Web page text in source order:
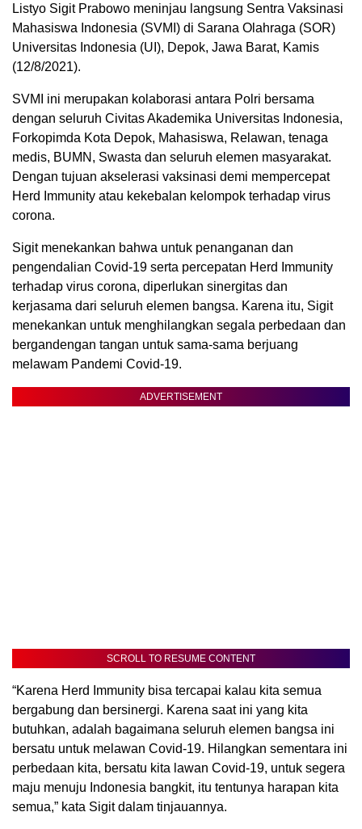
Listyo Sigit Prabowo meninjau langsung Sentra Vaksinasi
Mahasiswa Indonesia (SVMI) di Sarana Olahraga (SOR)
Universitas Indonesia (UI), Depok, Jawa Barat, Kamis
(12/8/2021).
SVMI ini merupakan kolaborasi antara Polri bersama
dengan seluruh Civitas Akademika Universitas Indonesia,
Forkopimda Kota Depok, Mahasiswa, Relawan, tenaga
medis, BUMN, Swasta dan seluruh elemen masyarakat.
Dengan tujuan akselerasi vaksinasi demi mempercepat
Herd Immunity atau kekebalan kelompok terhadap virus
corona.
Sigit menekankan bahwa untuk penanganan dan
pengendalian Covid-19 serta percepatan Herd Immunity
terhadap virus corona, diperlukan sinergitas dan
kerjasama dari seluruh elemen bangsa. Karena itu, Sigit
menekankan untuk menghilangkan segala perbedaan dan
bergandengan tangan untuk sama-sama berjuang
melawam Pandemi Covid-19.
ADVERTISEMENT
SCROLL TO RESUME CONTENT
“Karena Herd Immunity bisa tercapai kalau kita semua
bergabung dan bersinergi. Karena saat ini yang kita
butuhkan, adalah bagaimana seluruh elemen bangsa ini
bersatu untuk melawan Covid-19. Hilangkan sementara ini
perbedaan kita, bersatu kita lawan Covid-19, untuk segera
maju menuju Indonesia bangkit, itu tentunya harapan kita
semua,” kata Sigit dalam tinjauannya.